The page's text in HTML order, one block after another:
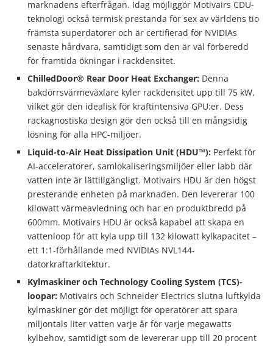
marknadens efterfrågan. Idag möjliggör Motivairs CDU-
teknologi också termisk prestanda för sex av världens tio
främsta superdatorer och är certifierad för NVIDIAs
senaste hårdvara, samtidigt som den är väl förberedd
för framtida ökningar i rackdensitet.
ChilledDoor® Rear Door Heat Exchanger: Denna
bakdörrsvärmeväxlare kyler rackdensitet upp till 75 kW,
vilket gör den idealisk för kraftintensiva GPU:er. Dess
rackagnostiska design gör den också till en mångsidig
lösning för alla HPC-miljöer.
Liquid-to-Air Heat Dissipation Unit (HDU™): Perfekt för
AI-acceleratorer, samlokaliseringsmiljöer eller labb där
vatten inte är lättillgängligt. Motivairs HDU är den högst
presterande enheten på marknaden. Den levererar 100
kilowatt värmeavledning och har en produktbredd på
600mm. Motivairs HDU är också kapabel att skapa en
vattenloop för att kyla upp till 132 kilowatt kylkapacitet –
ett 1:1-förhållande med NVIDIAs NVL144-
datorkraftarkitektur.
Kylmaskiner och Technology Cooling System (TCS)-
loopar: Motivairs och Schneider Electrics slutna luftkylda
kylmaskiner gör det möjligt för operatörer att spara
miljontals liter vatten varje år för varje megawatts
kylbehov, samtidigt som de levererar upp till 20 procent